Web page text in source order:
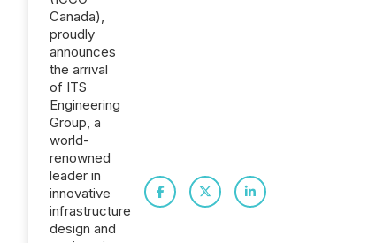
Canada),
proudly
announces
the arrival
of ITS
Engineering
Group, a
world-
renowned
leader in
innovative
infrastructure
design and